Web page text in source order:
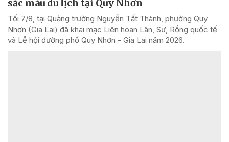
sắc màu du lịch tại Quy Nhơn
Tối 7/8, tại Quảng trường Nguyễn Tất Thành, phường Quy
Nhơn (Gia Lai) đã khai mạc Liên hoan Lân, Sư, Rồng quốc tế
và Lễ hội đường phố Quy Nhơn - Gia Lai năm 2026.